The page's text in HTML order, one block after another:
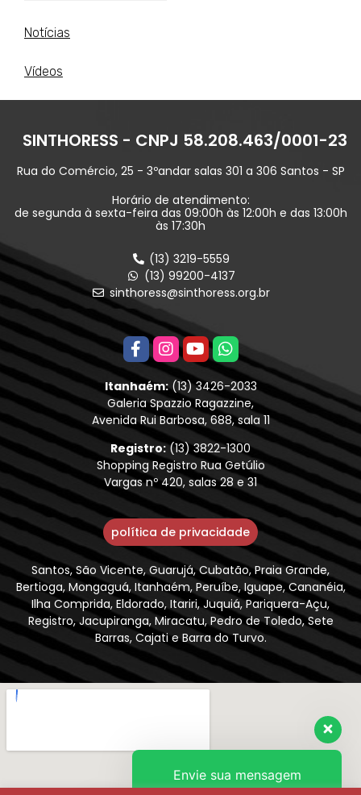
Notícias
Vídeos
SINTHORESS - CNPJ 58.208.463/0001-23
Rua do Comércio, 25 - 3ºandar salas 301 a 306 Santos - SP
Horário de atendimento:
de segunda à sexta-feira das 09:00h às 12:00h e das 13:00h
às 17:30h
(13) 3219-5559
(13) 99200-4137
sinthoress@sinthoress.org.br
Itanhaém:(13) 3426-2033
Galeria Spazzio Ragazzine,
Avenida Rui Barbosa, 688, sala 11
Registro:(13) 3822-1300
Shopping Registro Rua Getúlio
Vargas nº 420, salas 28 e 31
política de privacidade
Santos, São Vicente, Guarujá, Cubatão, Praia Grande,
Bertioga, Mongaguá, Itanhaém, Peruíbe, Iguape, Cananéia,
Ilha Comprida, Eldorado, Itariri, Juquiá, Pariquera-Açu,
Registro, Jacupiranga, Miracatu, Pedro de Toledo, Sete
Barras, Cajati e Barra do Turvo.
Envie sua mensagem